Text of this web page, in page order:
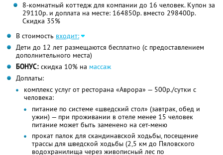
8-комнатный коттедж для компании до 16 человек. Купон за
29110р. и доплата на месте: 164850р. вместо 298400р.
Скидка 35%
В стоимость входит:
Дети до 12 лет размещаются бесплатно (с предоставлением
дополнительного места)
БОНУС: скидка 10% на массаж
Доплаты:
комплекс услуг от ресторана «Аврора» — 500р./сутки с
человека:
питание по системе «шведский стол» (завтрак, обед и
ужин) — при проживании в отеле менее 15 человек
питание может быть заменено на сет-меню
прокат палок для скандинавской ходьбы, посещение
трассы для шведской ходьбы (2,5 км до Пяловского
водохранилища через живописный лес по